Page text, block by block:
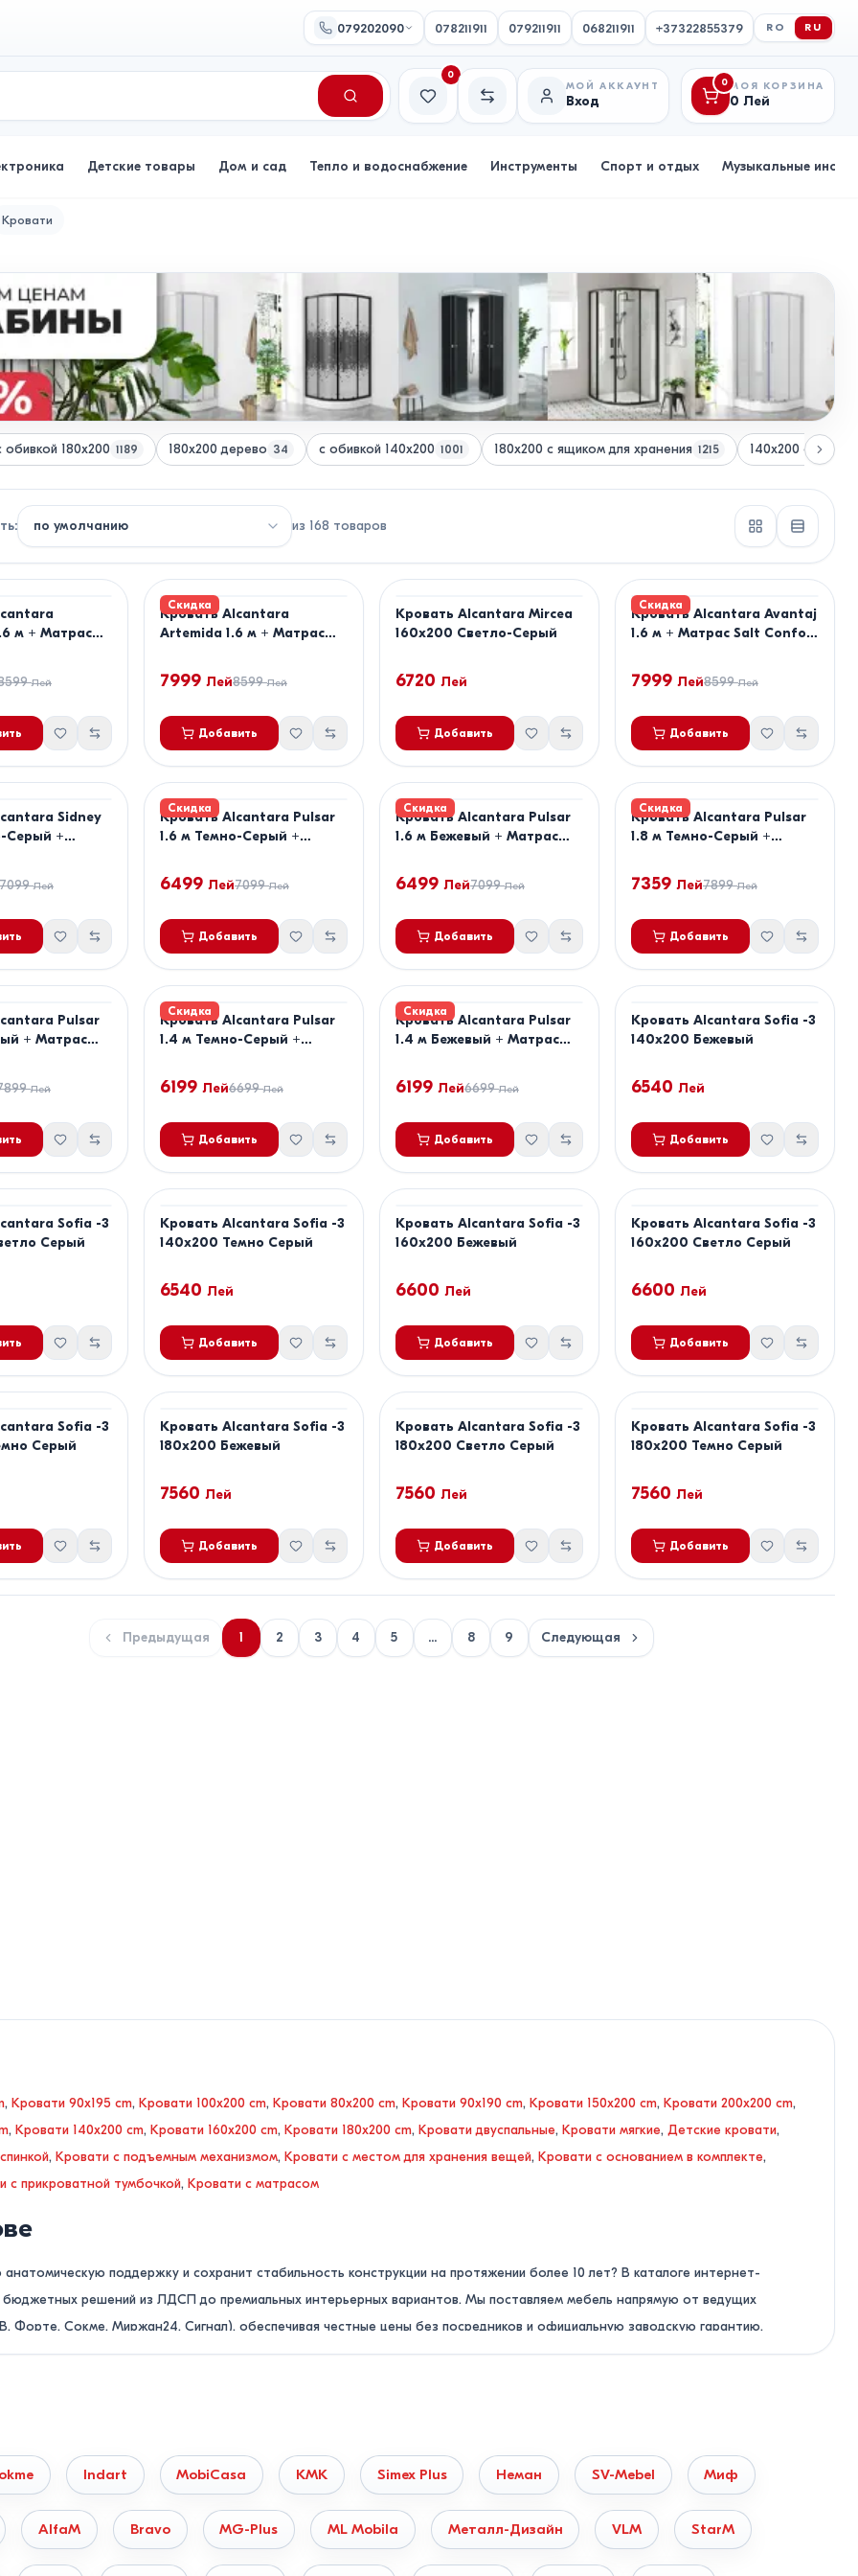
079202090 078211911 079211911 068211911 +37322855379 RO RU
Список желаний
0
Сравнение
МОЙ АККАУНТ
Вход
0 МОЯ КОРЗИНА
0 Лей
Детские товары Дом и сад Тепло и водоснабжение Инструменты Спорт и отдых Музыкальные
Кровати
обивкой 180x200 1189 180x200 дерево 34 с обивкой 140x200 1001 180x200 с ящиком для хранения 1215 140x200 с
: из 168 товаров
м + Матрас
Лей
Скидка
Кровать Alcantara
Artemida 1.6 м + Матрас
160x200
7999 Лей8599 Лей
Добавить
Кровать Alcantara Mircea
160x200 Светло-Серый
6720 Лей
Добавить
Скидка
Кровать Alcantara Avantaj
1.6 м + Матрас Salt Confort
7999 Лей8599 Лей
Добавить
Sidney
Серый +
7099 Лей
Скидка
Кровать Alcantara Pulsar
1.6 м Темно-Серый +
160x200
6499 Лей7099 Лей
Добавить
Скидка
Кровать Alcantara Pulsar
1.6 м Бежевый + Матрас
6499 Лей7099 Лей
Добавить
Скидка
Кровать Alcantara Pulsar
1.8 м Темно-Серый +
180x200
7359 Лей7899 Лей
Добавить
Pulsar
+ Матрас
Лей
Скидка
Кровать Alcantara Pulsar
1.4 м Темно-Серый +
140x200
6199 Лей6699 Лей
Добавить
Скидка
Кровать Alcantara Pulsar
1.4 м Бежевый + Матрас
140x200
6199 Лей6699 Лей
Добавить
Кровать Alcantara Sofia -3
140x200 Бежевый
6540 Лей
Добавить
Sofia -3
Серый
Кровать Alcantara Sofia -3
140x200 Темно Серый
6540 Лей
Добавить
Кровать Alcantara Sofia -3
160x200 Бежевый
6600 Лей
Добавить
Кровать Alcantara Sofia -3
160x200 Светло Серый
6600 Лей
Добавить
Sofia -3
Серый
Кровать Alcantara Sofia -3
180x200 Бежевый
7560 Лей
Добавить
Кровать Alcantara Sofia -3
180x200 Светло Серый
7560 Лей
Добавить
Кровать Alcantara Sofia -3
180x200 Темно Серый
7560 Лей
Добавить
Предыдущая 1 2 3 4 5 ... 8 9 Следующая
, Кровати 90x195 cm, Кровати 100x200 cm, Кровати 80x200 cm, Кровати 90x190 cm, Кровати 150x200 cm, Кровати 200x200 cm,
, Кровати 140x200 cm, Кровати 160x200 cm, Кровати 180x200 cm, Кровати двуспальные, Кровати мягкие, Детские кровати,
, Кровати с подъемным механизмом, Кровати с местом для хранения вещей, Кровати с основанием в комплекте,
с прикроватной тумбочкой, Кровати с матрасом
поддержку и сохранит стабильность конструкции на протяжении более 10 лет? В каталоге интернет-
бюджетных решений из ЛДСП до премиальных интерьерных вариантов. Мы поставляем мебель напрямую от ведущих
Сокме, Миржан24, Сигнал), обеспечивая честные цены без посредников и официальную заводскую гарантию.
консультантам по телефону
и типу конструкции
зависят от свойств несущего каркаса:
из натурального дуба, бука, ясеня или сосны. Обладают максимальной плотностью, устойчивы к перепадам влажности, не
Indart MobiCasa KMK Simex Plus Неман SV-Mebel Миф
AlfaM Bravo MG-Plus ML Mobila Металл-Дизайн VLM StarM